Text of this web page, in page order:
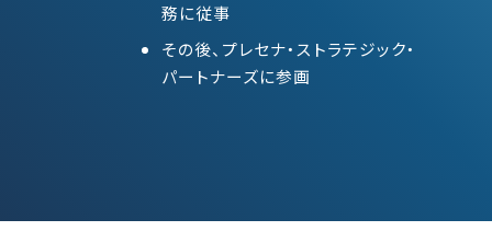
務に従事
その後、プレセナ・ストラテジック・
パートナーズに参画